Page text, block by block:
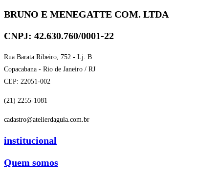
BRUNO E MENEGATTE COM. LTDA
CNPJ: 42.630.760/0001-22
Rua Barata Ribeiro, 752 - Lj. B
Copacabana - Rio de Janeiro / RJ
CEP: 22051-002
(21) 2255-1081
cadastro@atelierdagula.com.br
institucional
Quem somos